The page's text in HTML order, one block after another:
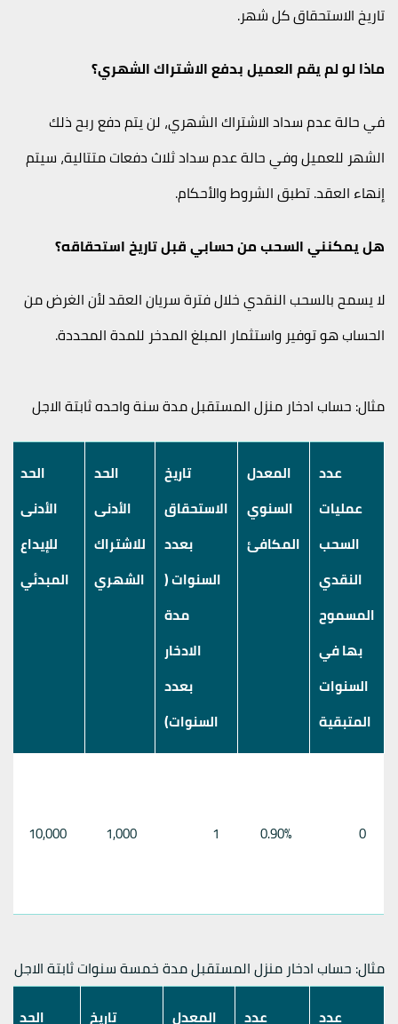
تاريخ الاستحقاق كل شهر.
ماذا لو لم يقم العميل بدفع الاشتراك الشهري؟
في حالة عدم سداد الاشتراك الشهري، لن يتم دفع ربح ذلك
الشهر للعميل وفي حالة عدم سداد ثلاث دفعات متتالية، سيتم
إنهاء العقد. تطبق الشروط والأحكام.
هل يمكنني السحب من حسابي قبل تاريخ استحقاقه؟
لا يسمح بالسحب النقدي خلال فترة سريان العقد لأن الغرض من
الحساب هو توفير واستثمار المبلغ المدخر للمدة المحددة.
مثال: حساب ادخار منزل المستقبل مدة سنة واحده ثابتة الاجل
عدد
عمليات
السحب
النقدي
المسموح
بها في
السنوات
المتبقية
المعدل
السنوي
المكافئ
تاريخ
الاستحقاق
بعدد
السنوات (
مدة
الادخار
بعدد
السنوات)
الحد
الأدنى
للاشتراك
الشهري
الحد
الأدنى
للإيداع
المبدئي
0
0.90%
1
1,000
10,000
مثال: حساب ادخار منزل المستقبل مدة خمسة سنوات ثابتة الاجل
عدد عدد المعدل تاريخ الحد